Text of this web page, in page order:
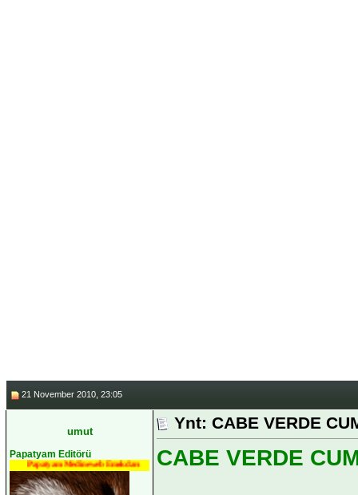
21 November 2010, 23:05
umut
Papatyam Editörü
Papatyam Medineweb Emekdarı
Ynt: CABE VERDE
CABE VERDE